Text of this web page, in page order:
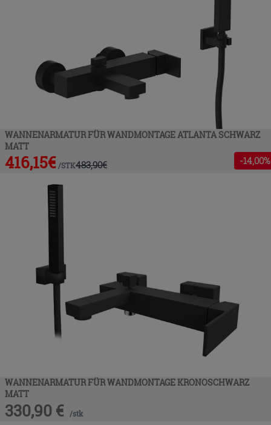
WANNENARMATUR FÜR WANDMONTAGE ATLANTA SCHWARZ
MATT
416,15€ /STK483,90€ -14,00%
WANNENARMATUR FÜR WANDMONTAGE KRONOSCHWARZ
MATT
330,90 € /stk